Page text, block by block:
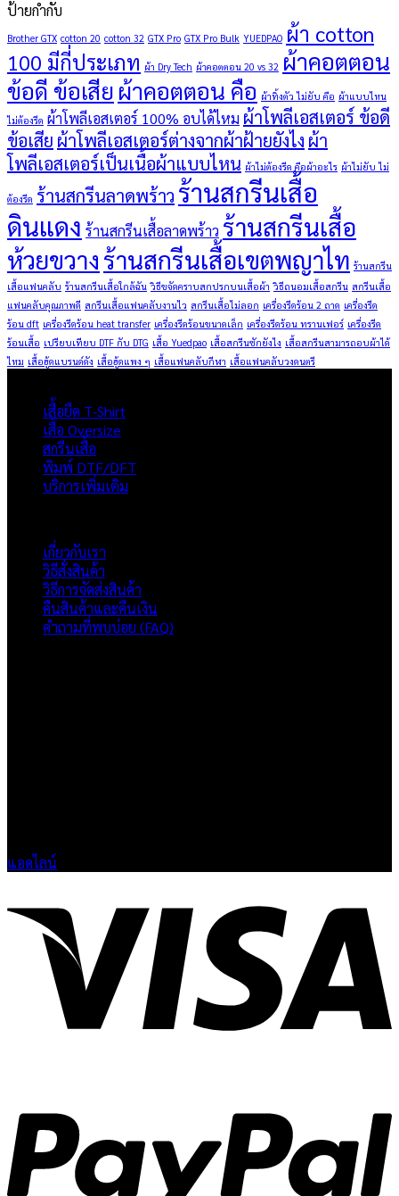
ป้ายกำกับ
Brother GTX cotton 20 cotton 32 GTX Pro GTX Pro Bulk YUEDPAO ผ้า cotton
100 มีกี่ประเภท ผ้า Dry Tech ผ้าคอตตอน 20 vs 32 ผ้าคอตตอน
ข้อดี ข้อเสีย ผ้าคอตตอน คือ ผ้าทิ้งตัว ไม่ยับ คือ ผ้าแบบไหน
ไม่ต้องรีด ผ้าโพลีเอสเตอร์ 100% อบได้ไหม ผ้าโพลีเอสเตอร์ ข้อดี
ข้อเสีย ผ้าโพลีเอสเตอร์ต่างจากผ้าฝ้ายยังไง ผ้า
โพลีเอสเตอร์เป็นเนื้อผ้าแบบไหน ผ้าไม่ต้องรีด คือผ้าอะไร ผ้าไม่ยับ ไม่
ต้องรีด ร้านสกรีนลาดพร้าว ร้านสกรีนเสื้อ
ดินแดง ร้านสกรีนเสื้อลาดพร้าว ร้านสกรีนเสื้อ
ห้วยขวางร้านสกรีนเสื้อเขตพญาไท ร้านสกรีน
เสื้อแฟนคลับ ร้านสกรีนเสื้อใกล้ฉัน วิธีขจัดคราบสกปรกบนเสื้อผ้า วิธีถนอมเสื้อสกรีน สกรีนเสื้อ
แฟนคลับคุณภาพดี สกรีนเสื้อแฟนคลับงานไว สกรีนเสื้อไม่ลอก เครื่องรีดร้อน 2 ถาด เครื่องรีด
ร้อน dft เครื่องรีดร้อน heat transfer เครื่องรีดร้อนขนาดเล็ก เครื่องรีดร้อน ทรานเฟอร์ เครื่องรีด
ร้อนเสื้อ เปรียบเทียบ DTF กับ DTG เสื้อ Yuedpao เสื้อสกรีนซักยังไง เสื้อสกรีนสามารถอบผ้าได้
ไหม เสื้อฮู้ดแบรนด์ดัง เสื้อฮู้ดแพง ๆ เสื้อแฟนคลับกีฬา เสื้อแฟนคลับวงดนตรี
เสื้อยืด T-Shirt
เสื้อ Oversize
สกรีนเสื้อ
พิมพ์ DTF/DFT
บริการเพิ่มเติม
เกี่ยวกับเรา
วิธีสั่งสินค้า
วิธีการจัดส่งสินค้า
คืนสินค้าและคืนเงิน
คำถามที่พบบ่อย (FAQ)
แอดไลน์